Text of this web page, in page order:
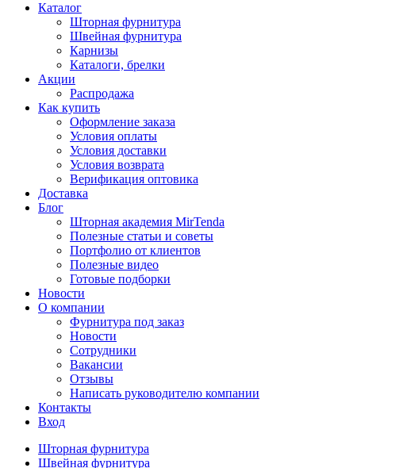
Каталог
Шторная фурнитура
Швейная фурнитура
Карнизы
Каталоги, брелки
Акции
Распродажа
Как купить
Оформление заказа
Условия оплаты
Условия доставки
Условия возврата
Верификация оптовика
Доставка
Блог
Шторная академия MirTenda
Полезные статьи и советы
Портфолио от клиентов
Полезные видео
Готовые подборки
Новости
О компании
Фурнитура под заказ
Новости
Сотрудники
Вакансии
Отзывы
Написать руководителю компании
Контакты
Вход
Шторная фурнитура
Швейная фурнитура